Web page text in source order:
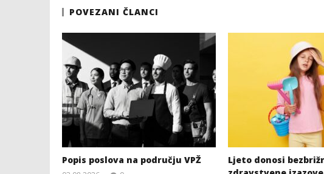
POVEZANI ČLANCI
Popis poslova na području VPŽ
Ljeto donosi